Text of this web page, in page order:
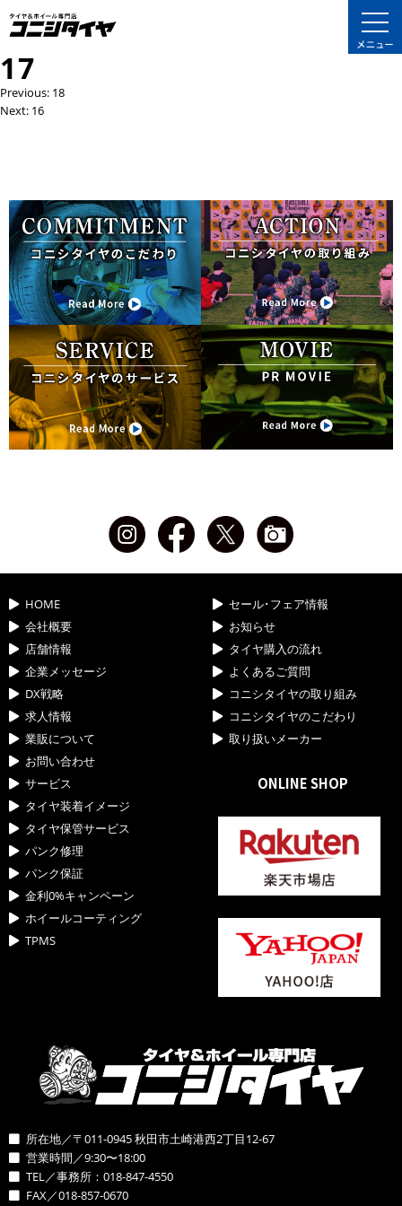
17
投
稿
ゲ
ー
シ
ョ
ン
Previous: 18
Next: 16
HOME
会社概要
店舗情報
企業メッセージ
DX戦略
求人情報
業販について
お問い合わせ
セール･フェア情報
お知らせ
タイヤ購入の流れ
よくあるご質問
コニシタイヤの取り組み
コニシタイヤのこだわり
取り扱いメーカー
サービス
タイヤ装着イメージ
タイヤ保管サービス
パンク修理
パンク保証
金利0%キャンペーン
ホイールコーティング
TPMS
ONLINE SHOP
所在地／〒011-0945 秋田市土崎港西2丁目12-67
営業時間／9:30〜18:00
TEL／事務所：018-847-4550
FAX／018-857-0670